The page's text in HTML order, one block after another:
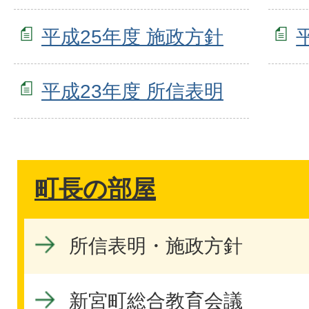
平成25年度 施政方針
平成23年度 所信表明
町長の部屋
所信表明・施政方針
新宮町総合教育会議